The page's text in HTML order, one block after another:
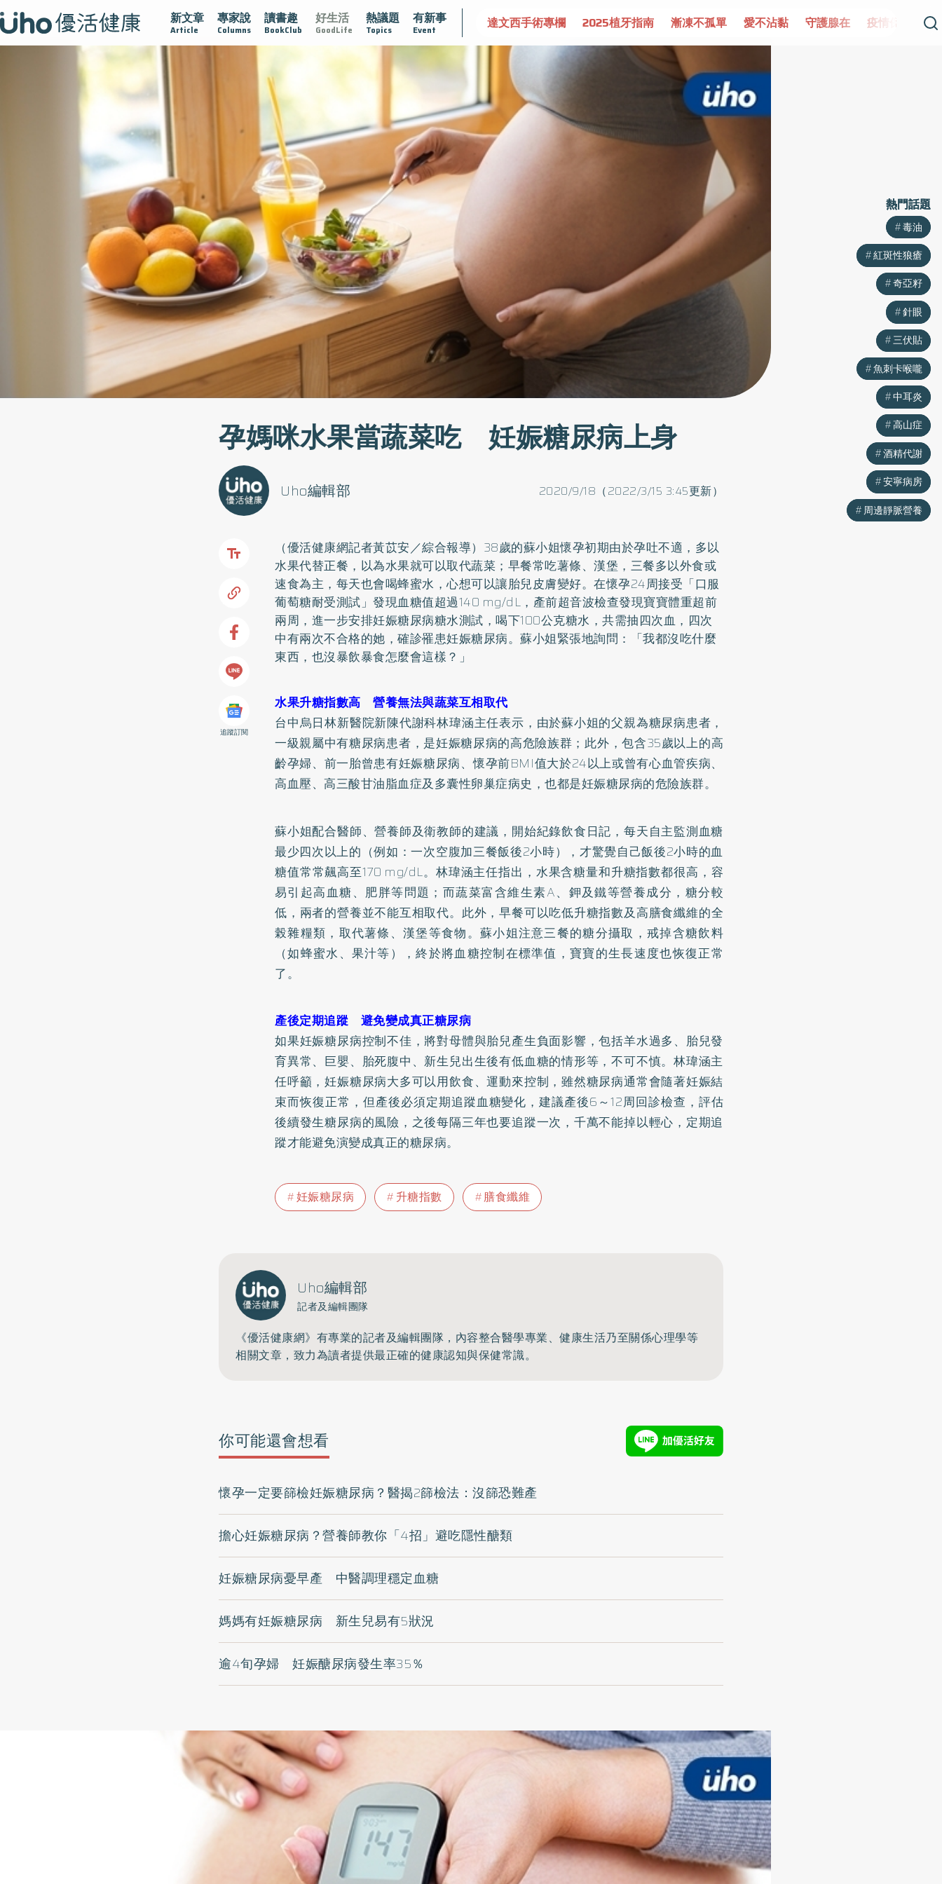
新文章
Article
專家說
Columns
讀書趣
BookClub
好生活
GoodLife
熱議題
Topics
有新事
Event
疫情保衛戰 再生醫學 愛的未來視 認識攝護腺肥大 守護骨骼健康 達文西手術專欄 2025植牙指南 漸凍不孤單 愛不沾黏 守護腺在 疫情保衛戰 再生醫學 愛的
孕媽咪水果當蔬菜吃 妊娠糖尿病上身
2020/9/18（2022/3/15 3:45更新）
Uho編輯部
追蹤訂閱
（優活健康網記者黃苡安／綜合報導）38歲的蘇小姐懷孕初期由於孕吐不適，多以
水果代替正餐，以為水果就可以取代蔬菜；早餐常吃薯條、漢堡，三餐多以外食或
速食為主，每天也會喝蜂蜜水，心想可以讓胎兒皮膚變好。在懷孕24周接受「口服
葡萄糖耐受測試」發現血糖值超過140 mg/dL，產前超音波檢查發現寶寶體重超前
兩周，進一步安排妊娠糖尿病糖水測試，喝下100公克糖水，共需抽四次血，四次
中有兩次不合格的她，確診罹患妊娠糖尿病。蘇小姐緊張地詢問：「我都沒吃什麼
東西，也沒暴飲暴食怎麼會這樣？」
水果升糖指數高 營養無法與蔬菜互相取代
台中烏日林新醫院新陳代謝科林瑋涵主任表示，由於蘇小姐的父親為糖尿病患者，
一級親屬中有糖尿病患者，是妊娠糖尿病的高危險族群；此外，包含35歲以上的高
齡孕婦、前一胎曾患有妊娠糖尿病、懷孕前BMI值大於24以上或曾有心血管疾病、
高血壓、高三酸甘油脂血症及多囊性卵巢症病史，也都是妊娠糖尿病的危險族群。
蘇小姐配合醫師、營養師及衛教師的建議，開始紀錄飲食日記，每天自主監測血糖
最少四次以上的（例如：一次空腹加三餐飯後2小時），才驚覺自己飯後2小時的血
糖值常常飆高至170 mg/dL。林瑋涵主任指出，水果含糖量和升糖指數都很高，容
易引起高血糖、肥胖等問題；而蔬菜富含維生素A、鉀及鐵等營養成分，糖分較
低，兩者的營養並不能互相取代。此外，早餐可以吃低升糖指數及高膳食纖維的全
榖雜糧類，取代薯條、漢堡等食物。蘇小姐注意三餐的糖分攝取，戒掉含糖飲料
（如蜂蜜水、果汁等），終於將血糖控制在標準值，寶寶的生長速度也恢復正常
了。
產後定期追蹤 避免變成真正糖尿病
如果妊娠糖尿病控制不佳，將對母體與胎兒產生負面影響，包括羊水過多、胎兒發
育異常、巨嬰、胎死腹中、新生兒出生後有低血糖的情形等，不可不慎。林瑋涵主
任呼籲，妊娠糖尿病大多可以用飲食、運動來控制，雖然糖尿病通常會隨著妊娠結
束而恢復正常，但產後必須定期追蹤血糖變化，建議產後6～12周回診檢查，評估
後續發生糖尿病的風險，之後每隔三年也要追蹤一次，千萬不能掉以輕心，定期追
蹤才能避免演變成真正的糖尿病。
妊娠糖尿病 升糖指數 膳食纖維
Uho編輯部
記者及編輯團隊
《優活健康網》有專業的記者及編輯團隊，內容整合醫學專業、健康生活乃至關係心理學等
相關文章，致力為讀者提供最正確的健康認知與保健常識。
你可能還會想看
懷孕一定要篩檢妊娠糖尿病？醫揭2篩檢法：沒篩恐難產
擔心妊娠糖尿病？營養師教你「4招」避吃隱性醣類
妊娠糖尿病憂早產 中醫調理穩定血糖
媽媽有妊娠糖尿病 新生兒易有5狀況
逾4旬孕婦 妊娠醣尿病發生率35％
熱門話題
毒油
紅斑性狼瘡
奇亞籽
針眼
三伏貼
魚刺卡喉嚨
中耳炎
高山症
酒精代謝
安寧病房
周邊靜脈營養
熱門話題
毒油
紅斑性狼瘡
奇亞籽
針眼
三伏貼
魚刺卡喉嚨
中耳炎
高山症
酒精代謝
安寧病房
周邊靜脈營養